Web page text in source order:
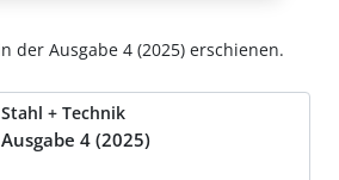
der Ausgabe 4 (2025) erschienen.
Stahl + Technik
Ausgabe 4 (2025)